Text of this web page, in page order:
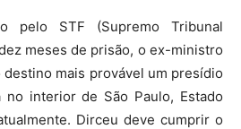
pelo STF (Supremo Tribunal
meses de prisão, o ex-ministro
mais provável um presídio
no interior de São Paulo, Estado
Dirceu deve cumprir o